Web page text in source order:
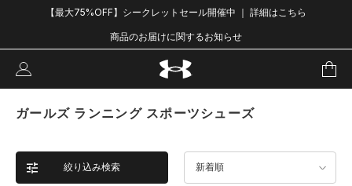
【最大75%OFF】シークレットセール開催中 ｜ 詳細はこちら
商品のお届けに関するお知らせ
ガールズ ランニング スポーツシューズ
絞り込み検索 新着順